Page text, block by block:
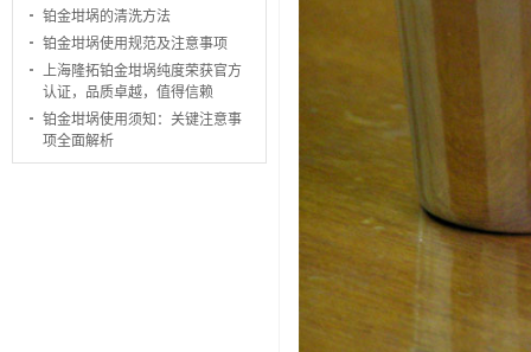
铂金坩埚的清洗方法
铂金坩埚使用规范及注意事项
上海隆拓铂金坩埚纯度荣获官方
认证，品质卓越，值得信赖
铂金坩埚使用须知：关键注意事
项全面解析